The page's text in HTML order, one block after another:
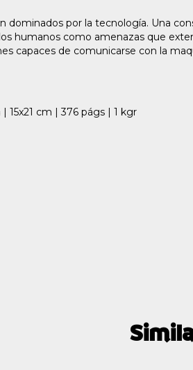
dominados por la tecnología. Una
humanos como amenazas que
capaces de comunicarse con la
15x21 cm | 376 págs | 1 kgr